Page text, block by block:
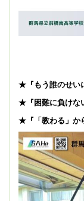
★『もう誰のせい
★『困難に負けな
★『「教わる」か